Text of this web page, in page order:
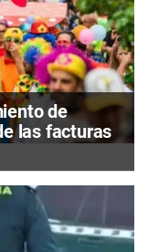
de
las facturas